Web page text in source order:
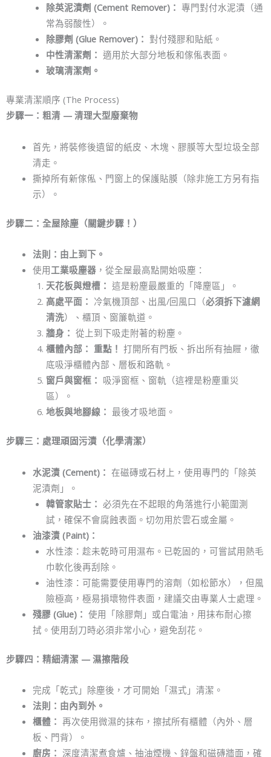
除英泥漬劑 (Cement Remover)： 專門對付水泥漬（通
常為弱酸性）。
除膠劑 (Glue Remover)： 對付殘膠和貼紙。
中性清潔劑： 適用於大部分地板和傢俬表面。
玻璃清潔劑。
專業清潔順序 (The Process)
步驟一：粗清 — 清理大型廢棄物
首先，將裝修後遺留的紙皮、木塊、膠膜等大型垃圾全部
清走。
撕掉所有新傢俬、門窗上的保護貼膜（除非施工方另有指
示）。
步驟二：全屋除塵（關鍵步驟！）
法則：由上到下。
使用工業吸塵器，從全屋最高點開始吸塵：
天花板與燈槽： 這是粉塵最嚴重的「降塵區」。
高處平面： 冷氣機頂部、出風/回風口（必須拆下濾網
清洗）、櫃頂、窗簾軌道。
牆身： 從上到下吸走附著的粉塵。
櫃體內部： 重點！ 打開所有門板、拆出所有抽屜，徹
底吸淨櫃體內部、層板和路軌。
窗戶與窗框： 吸淨窗框、窗軌（這裡是粉塵重災
區）。
地板與地腳線： 最後才吸地面。
步驟三：處理頑固污漬（化學清潔）
水泥漬 (Cement)： 在磁磚或石材上，使用專門的「除英
泥漬劑」。
韓管家貼士： 必須先在不起眼的角落進行小範圍測
試，確保不會腐蝕表面。切勿用於雲石或金屬。
油漆漬 (Paint)：
水性漆：趁未乾時可用濕布。已乾固的，可嘗試用熱毛
巾軟化後再刮除。
油性漆：可能需要使用專門的溶劑（如松節水），但風
險極高，極易損壞物件表面，建議交由專業人士處理。
殘膠 (Glue)： 使用「除膠劑」或白電油，用抹布耐心擦
拭。使用刮刀時必須非常小心，避免刮花。
步驟四：精細清潔 — 濕擦階段
完成「乾式」除塵後，才可開始「濕式」清潔。
法則：由內到外。
櫃體： 再次使用微濕的抹布，擦拭所有櫃體（內外、層
板、門背）。
廚房： 深度清潔煮食爐、抽油煙機、鋅盤和磁磚牆面，確